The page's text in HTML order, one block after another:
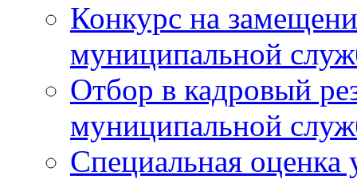
Конкурс на
муниципальной
Отбор в кадровый
муниципальной
Специальная оценка